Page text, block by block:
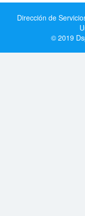
Dirección de
© 2019